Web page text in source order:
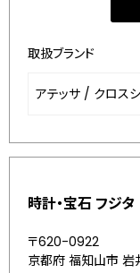
取扱ブランド
アテッサ / クロス
時計・宝石 フジ
〒620-0922
京都府 福知山市 岩